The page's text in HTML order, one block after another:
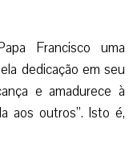
Francisco uma
dedicação em seu
e amadurece à
aos outros”. Isto é,